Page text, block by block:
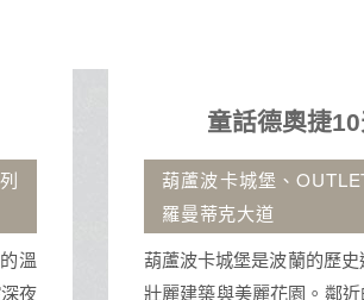
童話德奧捷10天
葫蘆波卡城堡、OUTLET
羅曼蒂克大道
葫蘆波卡城堡是波蘭的歷史遺
壯麗建築與美麗花園。鄰近的